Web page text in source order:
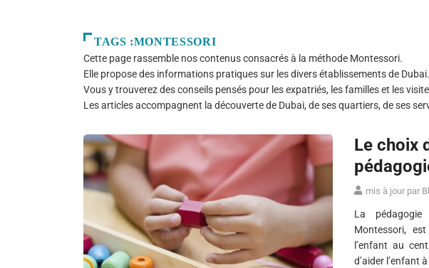
TAGS :MONTESSORI
Cette page rassemble nos contenus consacrés à la méthode Montessori.
Elle propose des informations pratiques sur les divers établissements de Dubai.
Vous y trouverez des conseils pensés pour les expatriés, les familles et les
Les articles accompagnent la découverte de Dubai, de ses quartiers, de ses
Le choix
mis à jour par
La
Montessori,
l’enfant au
d’aider l’enfant